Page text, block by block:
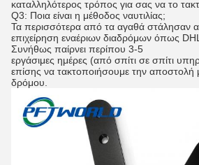
καταλληλότερος τρόπος για σας να το
Q3: Ποια είναι η μέθοδος ναυτιλίας;
Τα περισσότερα από τα αγαθά στάλησαν
επιχείρηση εναέριων διαδρόμων όπως
Συνήθως παίρνει περίπου 3-5
εργάσιμες ημέρες (από σπίτι σε σπίτι
επίσης να τακτοποιήσουμε την
δρόμου.